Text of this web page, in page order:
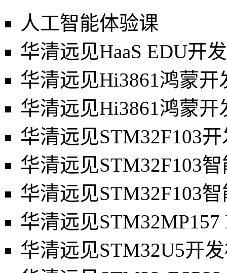
人工智能体验课
华清远见HaaS EDU开
华清远见Hi3861鸿蒙开
华清远见Hi3861鸿蒙开
华清远见STM32F103
华清远见STM32F103
华清远见STM32F103
华清远见
华清远见STM32U5开